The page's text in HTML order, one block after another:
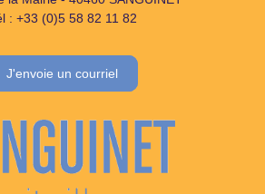
: +33 (0)5 58 82 11 82
J'envoie un courriel